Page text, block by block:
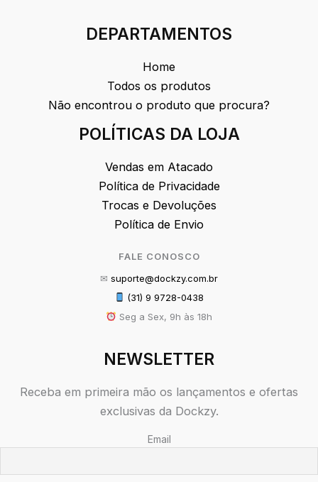
DEPARTAMENTOS
Home
Todos os produtos
Não encontrou o produto que procura?
POLÍTICAS DA LOJA
Vendas em Atacado
Política de Privacidade
Trocas e Devoluções
Política de Envio
FALE CONOSCO
✉ suporte@dockzy.com.br
(31) 9 9728-0438
Seg a Sex, 9h às 18h
NEWSLETTER
Receba em primeira mão os lançamentos e ofertas
exclusivas da Dockzy.
Email